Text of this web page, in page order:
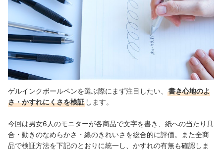
ゲルインクボールペンを選ぶ際にまず注目したい、
書き心地のよ
さ・かすれにくさを検証 します。
今回は男女6人のモニターが各商品で文字を書き、紙への当たり具
合・動きのなめらかさ・線のきれいさを総合的に評価。また全商
品で検証方法を下記のとおりに統一し、かすれの有無も確認しま